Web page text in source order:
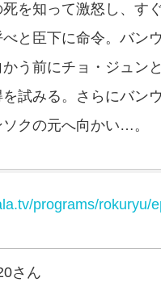
死を知って激怒し、す
べと臣下に命令。バン
う前にチョ・ジュン
試みる。さらにバン
クの元へ向かい…。
programs/rokuryu/
さん